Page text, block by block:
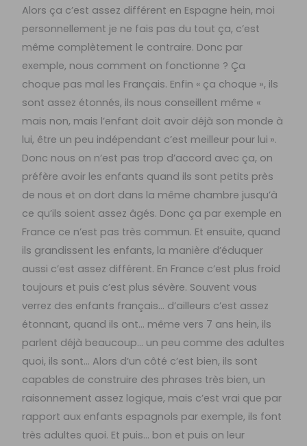
Alors ça c’est assez différent en Espagne hein, moi
personnellement je ne fais pas du tout ça, c’est
même complètement le contraire. Donc par
exemple, nous comment on fonctionne ? Ça
choque pas mal les Français. Enfin « ça choque », ils
sont assez étonnés, ils nous conseillent même «
mais non, mais l’enfant doit avoir déjà son monde à
lui, être un peu indépendant c’est meilleur pour lui ».
Donc nous on n’est pas trop d’accord avec ça, on
préfère avoir les enfants quand ils sont petits près
de nous et on dort dans la même chambre jusqu’à
ce qu’ils soient assez âgés. Donc ça par exemple en
France ce n’est pas très commun. Et ensuite, quand
ils grandissent les enfants, la manière d’éduquer
aussi c’est assez différent. En France c’est plus froid
toujours et puis c’est plus sévère. Souvent vous
verrez des enfants français… d’ailleurs c’est assez
étonnant, quand ils ont… même vers 7 ans hein, ils
parlent déjà beaucoup… un peu comme des adultes
quoi, ils sont… Alors d’un côté c’est bien, ils sont
capables de construire des phrases très bien, un
raisonnement assez logique, mais c’est vrai que par
rapport aux enfants espagnols par exemple, ils font
très adultes quoi. Et puis… bon et puis on leur